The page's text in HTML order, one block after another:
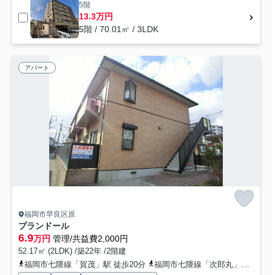
5階
13.3万円
5階 / 70.01㎡ / 3LDK
アパート
福岡市早良区原
プランドール
6.9万円 管理/共益費2,000円
52.17㎡ (2LDK) /築22年 /2階建
福岡市七隈線「賀茂」駅 徒歩20分
福岡市七隈線「次郎丸」駅 徒歩20分